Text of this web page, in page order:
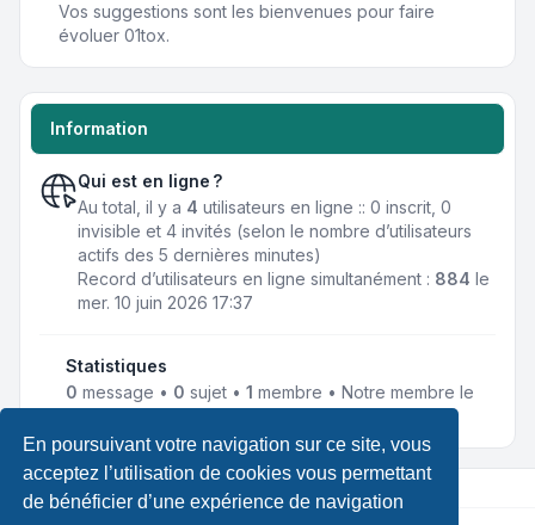
En poursuivant votre navigation sur ce site, vous
acceptez l’utilisation de cookies vous permettant
de bénéficier d’une expérience de navigation
Vos suggestions sont les bienvenues pour faire
évoluer 01tox.
Information
Qui est en ligne ?
Au total, il y a 4 utilisateurs en ligne :: 0 inscrit, 0
invisible et 4 invités (selon le nombre d’utilisateurs
actifs des 5 dernières minutes)
Record d’utilisateurs en ligne simultanément : 884 le
mer. 10 juin 2026 17:37
Statistiques
0 message • 0 sujet • 1 membre • Notre membre le